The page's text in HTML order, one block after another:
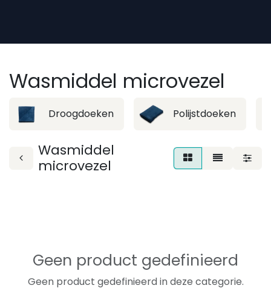
Wasmiddel microvezel
Droogdoeken Polijstdoeken
Wasmiddel
microvezel
Geen product gedefinieerd
Geen product gedefinieerd in deze categorie.